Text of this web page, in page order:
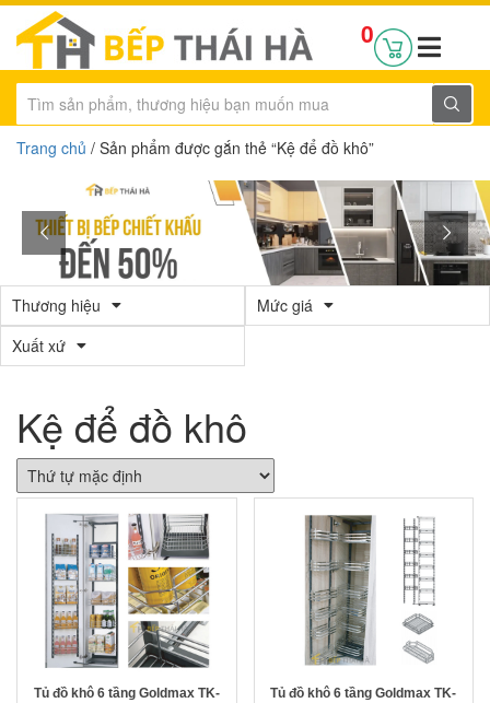
0
Trang chủ / Sản phẩm được gắn thẻ “Kệ để đồ khô”
Thương hiệu
Mức giá
Xuất xứ
Kệ để đồ khô
Tủ đồ khô 6 tầng Goldmax TK-
Tủ đồ khô 6 tầng Goldmax TK-